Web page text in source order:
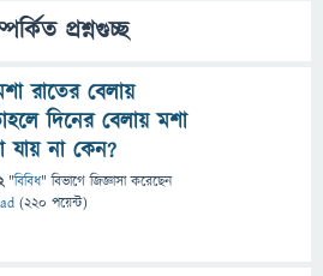
প্রশ্নগুচ্ছ
রাতের বেলায়
দিনের বেলায় মশা
যায় না কেন?
"বিবিধ" বিভাগে জিজ্ঞাসাকরেছেন
(220 পয়েন্ট)